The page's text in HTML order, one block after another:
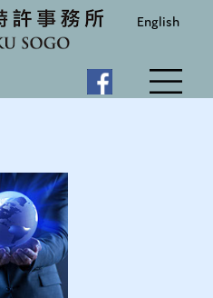
English
内容
士紹介
ション